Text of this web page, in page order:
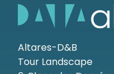
Altares-D&B
Tour Landscape